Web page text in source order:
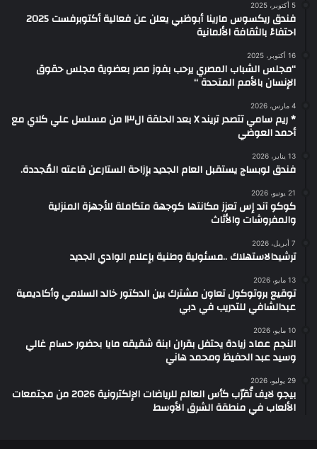
5 أكتوبر، 2025
فندق ريكسوس مارينا أبوظبي يعلن عن فعالية أكتوبرفست 2025
احتفاءً بالثقافة الألمانية
16 أكتوبر، 2025
“مجلس الشباب المصري يرحب بفوز مصر بعضوية مجلس حقوق
الإنسان بالأمم المتحدة “
4 مارس، 2026
* ريم سامي تتصدر تريند X بعد الحلقة ال١٣ من مسلسل علي كلاي مع
أحمد العوضي
13 يناير، 2026
فندق لوبساج يستقبل العام الجديد بإزاحة الستارعن قاعته المُجددة.
21 يونيو، 2026
كوكو آند إس تعزز مكانتها كوجهة متكاملة للأجهزة المنزلية
والمفروشات والأثاث
7 أبريل، 2026
ترشيدالاستهلاك ..مسئولية وطنية بإعلام الوادي الجديد
13 مايو، 2026
توقيع بروتوكول تعاون مشترك بين الدكتور خالد السلامي وأكاديمية
عبدالشافي للتدريب في دبي
10 مايو، 2026
النجم عماد زيادة يحتفل بقران ابنة شقيقه مايا بحضور حسام غالي
وسيد عبد الحفيظ ومحمد هاني
29 يوليو، 2026
بيجو لايف تُقرّب كأس العالم للرياضات الإلكترونية 2026 من مجتمعات
الألعاب في منطقة الشرق الأوسط